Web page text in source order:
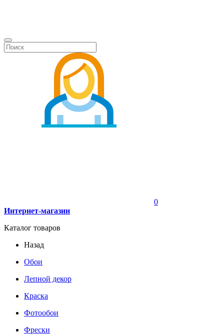
0
Интернет-магазин
Каталог товаров
Назад
Обои
Лепной декор
Краска
Фотообои
Фрески